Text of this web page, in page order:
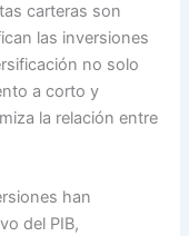
carteras son
las inversiones
no solo
a corto y
la relación entre
han
del PIB,